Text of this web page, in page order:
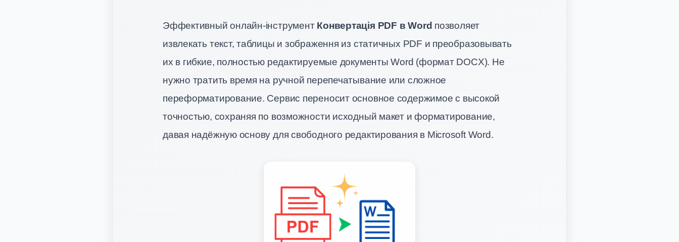
Эффективный онлайн-інструмент Конвертація PDF в Word позволяет
извлекать текст, таблицы и зображення из статичных PDF и преобразовывать
их в гибкие, полностью редактируемые документы Word (формат DOCX). Не
нужно тратить время на ручной перепечатывание или сложное
переформатирование. Сервис переносит основное содержимое с высокой
точностью, сохраняя по возможности исходный макет и форматирование,
давая надёжную основу для свободного редактирования в Microsoft Word.